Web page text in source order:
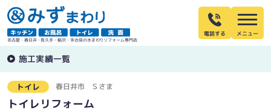
名古屋・春日井・長久手・稲沢・多治見の水まわりリフォーム専門店
電話する
施工実績一覧
トイレ 春日井市 Ｓさま
トイレリフォーム